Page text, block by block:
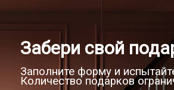
Imperia-R Neo Classic Decoro
/ Империя-Р Нео Классик
Декоро
Магнолия ST